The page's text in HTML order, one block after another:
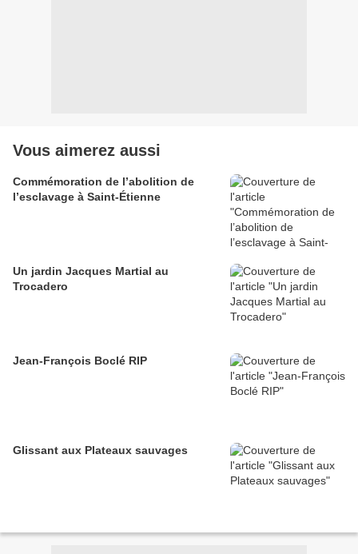
Vous aimerez aussi
Commémoration de l’abolition de
l’esclavage à Saint-Étienne
Un jardin Jacques Martial au
Trocadero
Jean-François Boclé RIP
Glissant aux Plateaux sauvages